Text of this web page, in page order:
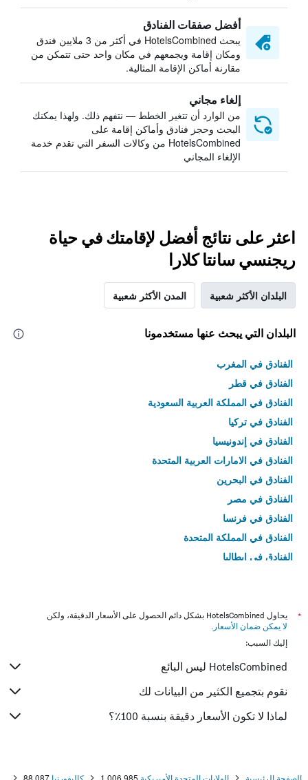
أفضل صفقات الفنادق
يبحث HotelsCombined في أكثر من 3 ملايين فندق
ومكان إقامة ويجمعهم في مكان واحد حتى تتمكن من
مقارنة أماكن الإقامة المثالية.
إلغاء مجاني
من الوارد أن تتغير الخطط — نتفهم ذلك. ولهذا يمكنك
البحث وحجز فنادق وأماكن إقامة على
HotelsCombined من وكالات السفر التي تقدم خدمة
الإلغاء المجاني
اعثر على نتائج أفضل لإقامتك في حياة
ريجنسي سانتا كلارا
البلدان الأكثر شعبية المدن الأكثر شعبية
البلدان التي يبحث عنها مستخدمونا
الفنادق في المغرب
الفنادق في قطر
الفنادق في المملكة العربية السعودية
الفنادق في تركيا
الفنادق في إندونيسيا
الفنادق في الامارات العربية المتحدة
الفنادق في البحرين
الفنادق في مصر
الفنادق في فرنسا
الفنادق في المملكة المتحدة
الفنادق في إيطاليا
*
يحاول HotelsCombined بشكل دائم الحصول على الأسعار الدقيقة، ولكن
لا يمكن ضمان الأسعار .
إليك السبب:
HotelsCombined ليس البائع
نقوم بتجميع الكثير من البيانات لك
لماذا لا تكون الأسعار دقيقة بنسبة 100٪؟
الصفحة الرئيسية الولايات المتحدة الأميريكية 1,006,985 كاليفورنيا 88,087